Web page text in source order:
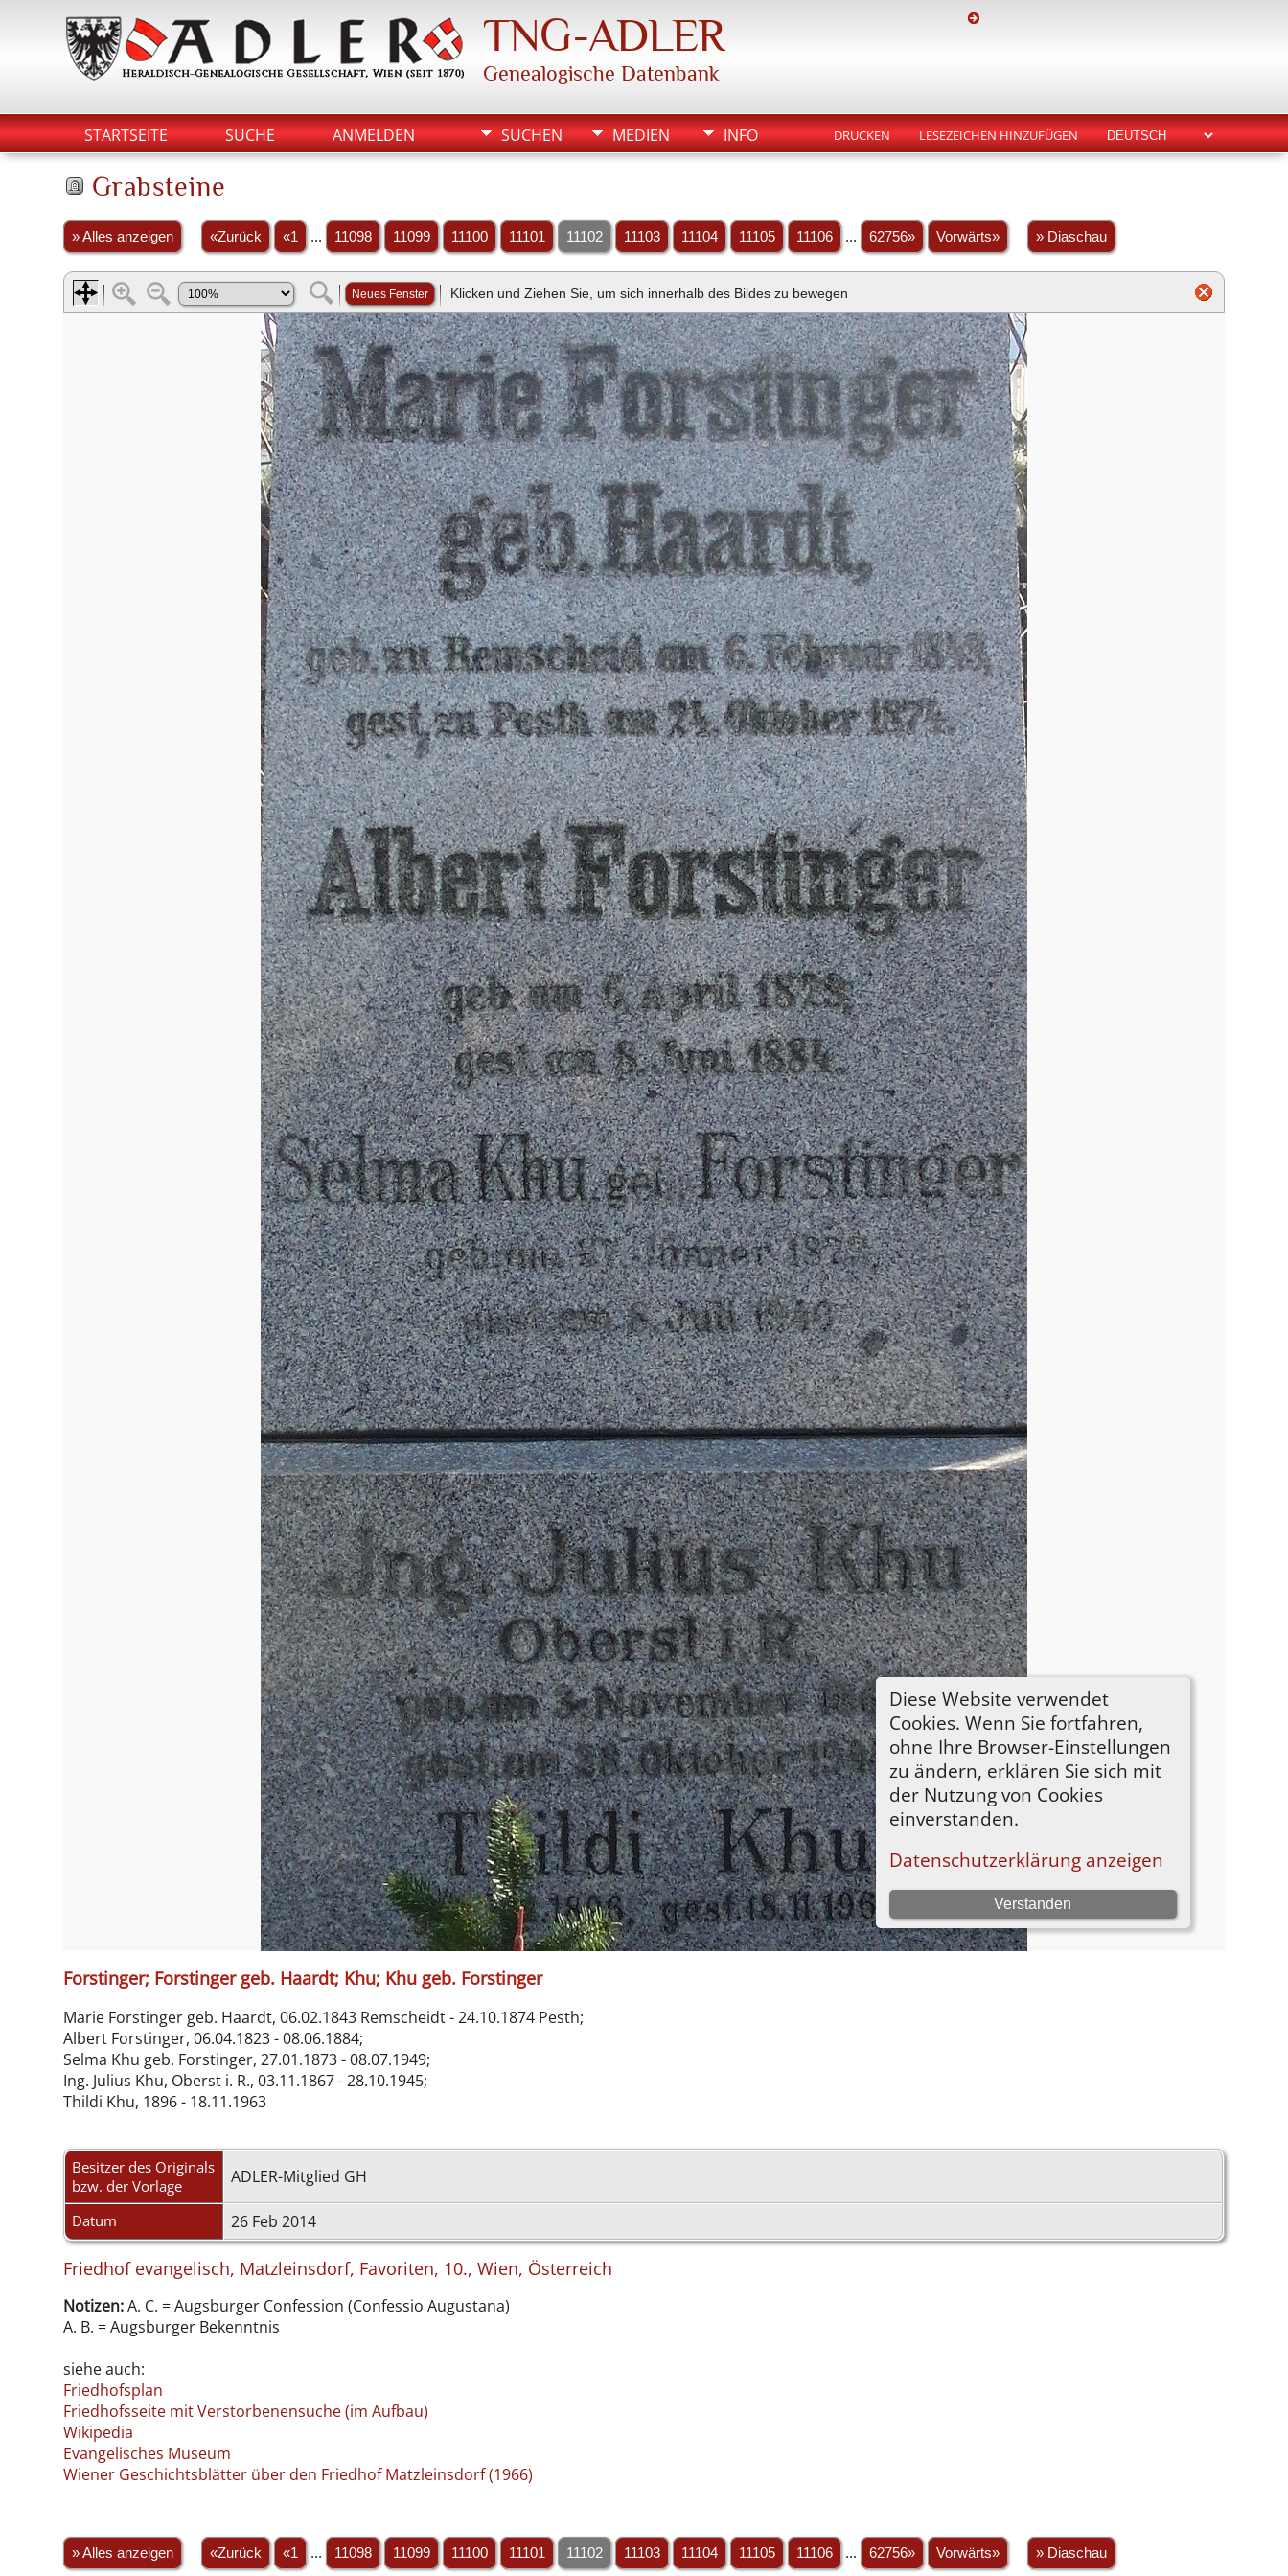
TNG-ADLER
Genealogische Datenbank
STARTSEITE SUCHE ANMELDEN SUCHEN MEDIEN INFO DRUCKEN LESEZEICHEN HINZUFÜGEN
Grabsteine
» Alles anzeigen «Zurück «1 ... 11098 11099 11100 11101 11102 11103 11104 11105 11106 ... 62756» Vorwärts» » Diaschau
Forstinger; Forstinger geb. Haardt; Khu; Khu geb. Forstinger
Marie Forstinger geb. Haardt, 06.02.1843 Remscheidt - 24.10.1874 Pesth;
Albert Forstinger, 06.04.1823 - 08.06.1884;
Selma Khu geb. Forstinger, 27.01.1873 - 08.07.1949;
Ing. Julius Khu, Oberst i. R., 03.11.1867 - 28.10.1945;
Thildi Khu, 1896 - 18.11.1963
Besitzer des Originals
bzw. der Vorlage
ADLER-Mitglied GH
Datum 26 Feb 2014
Friedhof evangelisch, Matzleinsdorf, Favoriten, 10., Wien, Österreich
Notizen:A. C. = Augsburger Confession (Confessio Augustana)
A. B. = Augsburger Bekenntnis
siehe auch:
Friedhofsplan
Friedhofsseite mit Verstorbenensuche (im Aufbau)
Wikipedia
Evangelisches Museum
Wiener Geschichtsblätter über den Friedhof Matzleinsdorf (1966)
» Alles anzeigen «Zurück «1 ... 11098 11099 11100 11101 11102 11103 11104 11105 11106 ... 62756» Vorwärts» » Diaschau